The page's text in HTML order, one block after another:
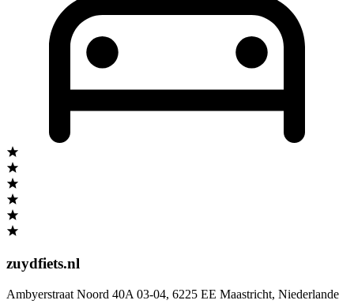
zuydfiets.nl
Ambyerstraat Noord 40A 03-04, 6225 EE Maastricht, Niederlande